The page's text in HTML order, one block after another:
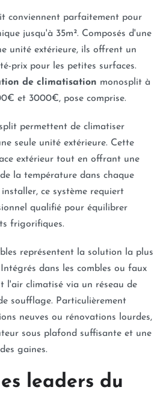
conviennent parfaitement pour
jusqu'à 35m². Composés d'une
unité extérieure, ils offrent un
prix pour les petites surfaces.
de climatisation monosplit à
et 3000€, pose comprise.
permettent de climatiser
seule unité extérieure. Cette
extérieur tout en offrant une
la température dans chaque
installer, ce système requiert
qualifié pour équilibrer
frigorifiques.
représentent la solution la plus
dans les combles ou faux
l'air climatisé via un réseau de
soufflage. Particulièrement
neuves ou rénovations lourdes,
sous plafond suffisante et une
gaines.
leaders du